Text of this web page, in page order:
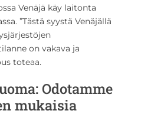
Venäjä käy laitonta
”Tästä syystä Venäjällä
on vakava ja
toteaa.
Odotamme
mukaisia